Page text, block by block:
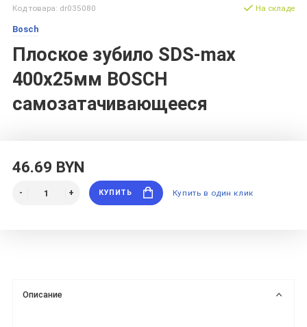
Код товара: dr035080
Bosch
Плоское зубило SDS-max
400х25мм BOSCH
самозатачивающееся
На складе
46.69 BYN
КУПИТЬ Купить в один клик
Описание